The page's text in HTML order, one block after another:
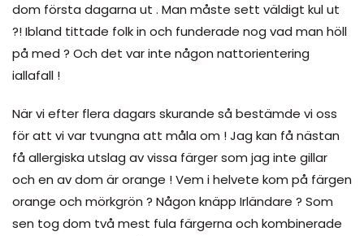
dom första dagarna ut . Man måste sett väldigt kul ut
?! Ibland tittade folk in och funderade nog vad man höll
på med ? Och det var inte någon nattorientering
iallafall !
När vi efter flera dagars skurande så bestämde vi oss
för att vi var tvungna att måla om ! Jag kan få nästan
få allergiska utslag av vissa färger som jag inte gillar
och en av dom är orange ! Vem i helvete kom på färgen
orange och mörkgrön ? Någon knäpp Irländare ? Som
sen tog dom två mest fula färgerna och kombinerade